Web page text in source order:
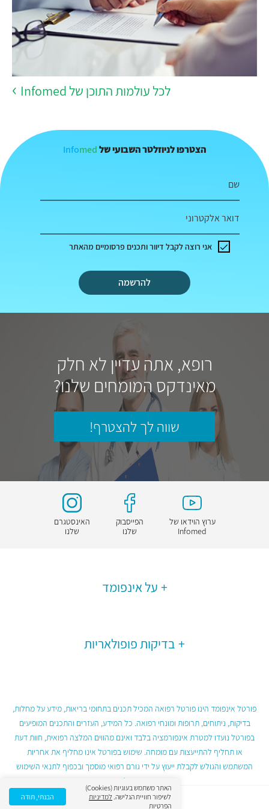
לכל עולמות התוכן של Infomed
הצטרפו לניוזלטר השבועי של Infomed
שם
דואר אלקטרוני
להרשמה
אני רוצה לקבל דיוור ותכנים פרסומיים מהאתר
רופא, אתה עדיין לא חלק
מאינדקס המומחים שלנו?
שווה לך להצטרף!
ערוץ הוידאו של
Infomed
הפייסבוק
שלנו
האינסטגרם
שלנו
על אינפומד
בדיקות פופולאריות
פורטל אינפומד הינו פורטל רפואה המכיל תכנים בתחומי בריאות, מידע על מחלות,
בדיקות, ניתוחים, תרופות ומונחי רפואה. כל המידע, העזרים והתכנים המופיעים
בפורטל נועדו למטרת אינפורמציה בלבד ואינם מהווים המלצה רפואית, חוות דעת
או תחליף להתייעצות עם מומחה. שימוש בפורטל אינו מחליף את אחריות
המשתמש והגולש לקבלת ייעוץ על ידי גורם רפואי מוסמך ובכפוף לתנאי השימוש
בפורטל.
האתר משתמש בעוגיות (Cookies)
לשיפור חוויית הגלישה. למדיניות
הפרטיות
הבנתי, תודה